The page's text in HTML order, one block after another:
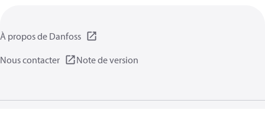
À propos de Danfoss
Nous contacter
Note de version